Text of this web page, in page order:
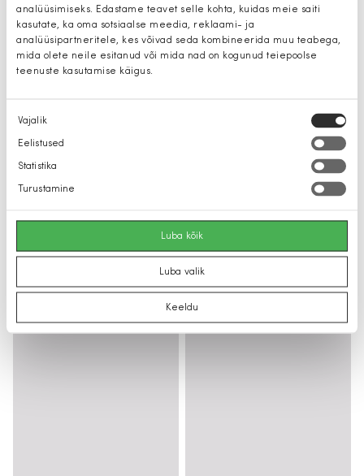
analüüsimiseks. Edastame teavet selle kohta, kuidas meie saiti
kasutate, ka oma sotsiaalse meedia, reklaami- ja
analüüsipartneritele, kes võivad seda kombineerida muu teabega,
mida olete neile esitanud või mida nad on kogunud teiepoolse
teenuste kasutamise käigus.
Nõusoleku
valik
Vajalik
Eelistused
Statistika
Turustamine
Luba kõik
Luba valik
Keeldu